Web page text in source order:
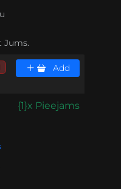
Jums.
Add
{1}x Pieejams